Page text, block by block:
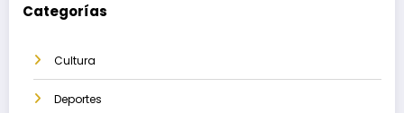
Categorías
Cultura
Deportes